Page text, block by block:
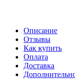
Описание
Отзывы
Как купить
Оплата
Доставка